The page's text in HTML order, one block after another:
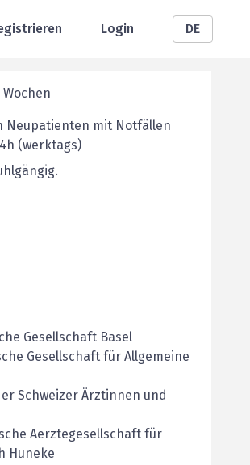
Login DE
Neupatienten mit Notfällen
(werktags)
Gesellschaft Basel
Gesellschaft für Allgemeine
Schweizer Ärztinnen und
Aerztegesellschaft für
Huneke